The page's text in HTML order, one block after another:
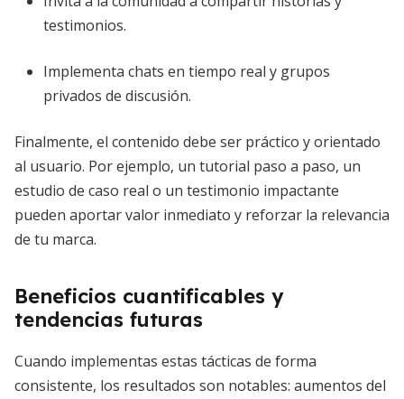
testimonios.
Implementa chats en tiempo real y grupos
privados de discusión.
Finalmente, el contenido debe ser práctico y orientado
al usuario. Por ejemplo, un tutorial paso a paso, un
estudio de caso real o un testimonio impactante
pueden aportar valor inmediato y reforzar la relevancia
de tu marca.
Beneficios cuantificables y
tendencias futuras
Cuando implementas estas tácticas de forma
consistente, los resultados son notables: aumentos del